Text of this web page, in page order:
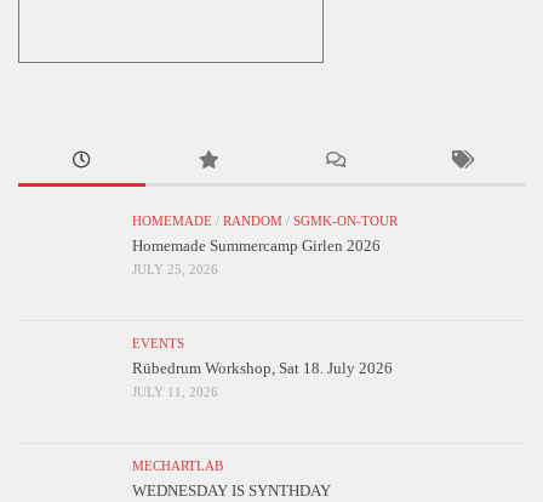
HOMEMADE / RANDOM / SGMK-ON-TOUR
Homemade Summercamp Girlen 2026
JULY 25, 2026
EVENTS
Rübedrum Workshop, Sat 18. July 2026
JULY 11, 2026
MECHARTLAB
WEDNESDAY IS SYNTHDAY